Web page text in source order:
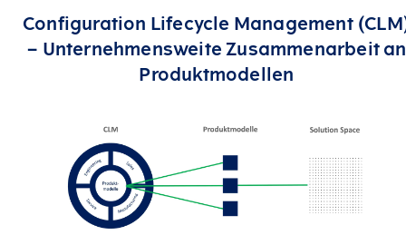
Configuration Lifecycle Management
– Unternehmensweite Zusammenarbeit an
Produktmodellen